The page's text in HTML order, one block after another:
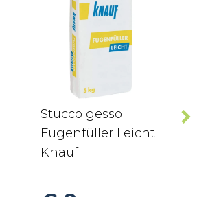
Stucco gesso
Fugenfüller Leicht
Knauf